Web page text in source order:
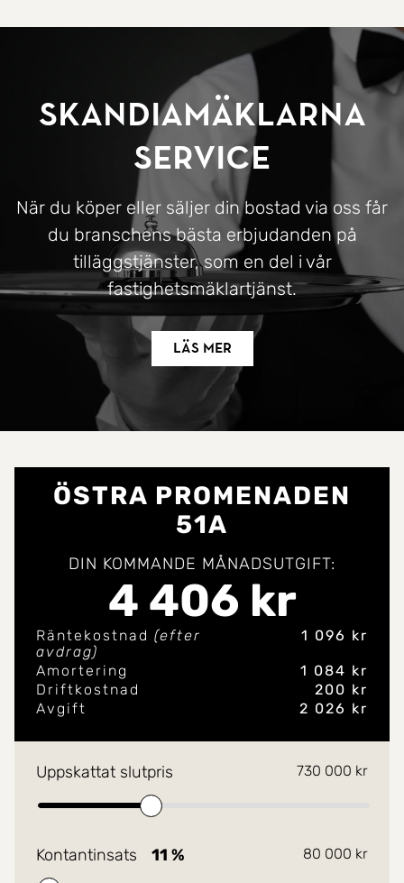
SkandiaMäklarna
Service
När du köper eller säljer din bostad via oss får
du branschens bästa erbjudanden på
tilläggstjänster, som en del i vår
fastighetsmäklartjänst.
Läs mer